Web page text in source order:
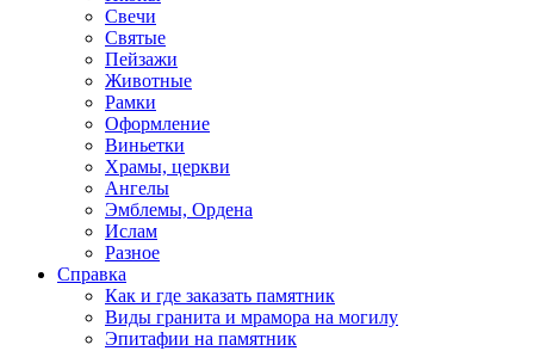
Свечи
Святые
Пейзажи
Животные
Рамки
Оформление
Виньетки
Храмы, церкви
Ангелы
Эмблемы, Ордена
Ислам
Разное
Справка
Как и где заказать памятник
Виды гранита и мрамора на могилу
Эпитафии на памятник